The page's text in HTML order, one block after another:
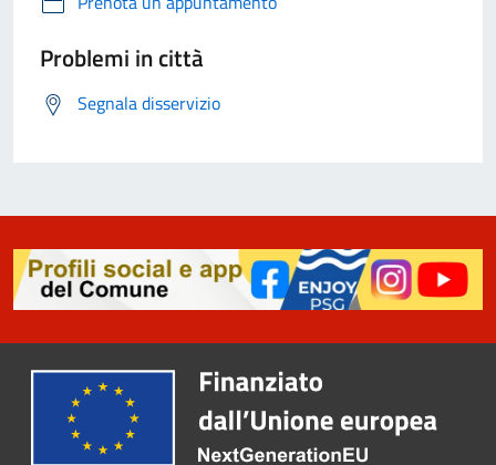
Problemi in città
Segnala disservizio